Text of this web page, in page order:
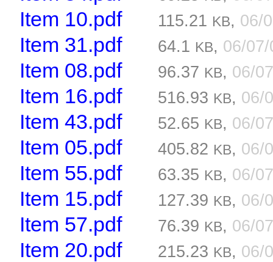
Item 10.pdf 115.21 KB, 06/
Item 31.pdf 64.1 KB, 06/
Item 08.pdf 96.37 KB, 06/
Item 16.pdf 516.93 KB, 06/
Item 43.pdf 52.65 KB, 06/
Item 05.pdf 405.82 KB, 06/
Item 55.pdf 63.35 KB, 06/
Item 15.pdf 127.39 KB, 06/
Item 57.pdf 76.39 KB, 06/
Item 20.pdf 215.23 KB, 06/